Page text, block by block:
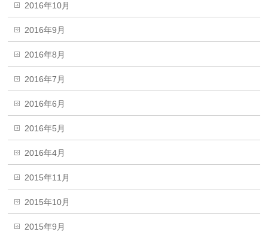
2016年10月
2016年9月
2016年8月
2016年7月
2016年6月
2016年5月
2016年4月
2015年11月
2015年10月
2015年9月